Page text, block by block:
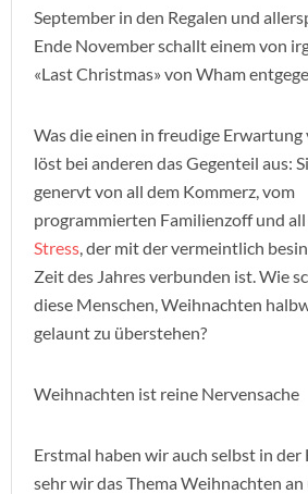
September in den Regalen und
Ende November schallt einem von
«Last Christmas» von Wham
Was die einen in freudige Erwartung
löst bei anderen das Gegenteil aus:
genervt von all dem Kommerz, vom
programmierten Familienzoff und
Stress, der mit der vermeintlich
Zeit des Jahres verbunden ist. Wie
diese Menschen, Weihnachten
gelaunt zu überstehen?
Weihnachten ist reine Nervensache
Erstmal haben wir auch selbst in der
sehr wir das Thema Weihnachten an